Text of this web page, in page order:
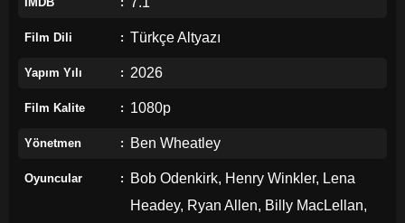
Film Dili Türkçe Altyazı
Yapım Yılı 2026
Film Kalite 1080p
Yönetmen Ben Wheatley
Oyuncular
Bob Odenkirk, Henry Winkler, Lena
Headey, Ryan Allen, Billy MacLellan,